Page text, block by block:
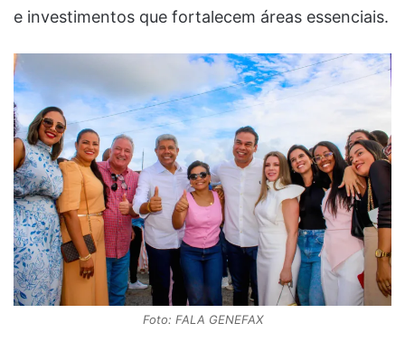
e investimentos que fortalecem áreas essenciais.
Foto: FALA GENEFAX